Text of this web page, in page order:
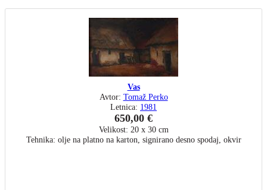
Vas
Avtor: Tomaž Perko
Letnica: 1981
650,00 €
Velikost: 20 x 30 cm
Tehnika: olje na platno na karton, signirano desno spodaj, okvir